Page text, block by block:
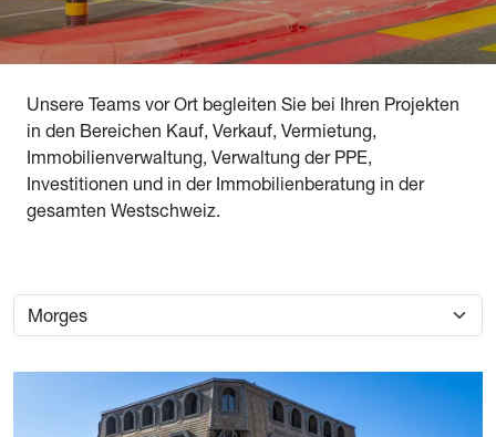
Unsere Teams vor Ort begleiten Sie bei Ihren Projekten
in den Bereichen Kauf, Verkauf, Vermietung,
Immobilienverwaltung, Verwaltung der PPE,
Investitionen und in der Immobilienberatung in der
gesamten Westschweiz.